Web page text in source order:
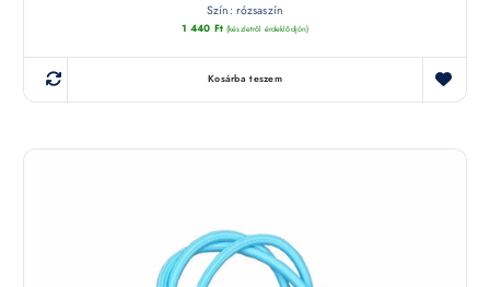
Szín: rózsaszín
1 440 Ft (készletről érdeklődjön)
Kosárba teszem